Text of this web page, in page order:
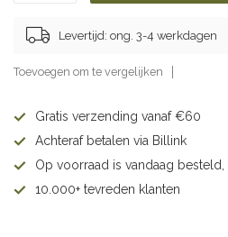
Levertijd: ong. 3-4 werkdagen
Toevoegen om te vergelijken
Gratis verzending vanaf €60
Achteraf betalen via Billink
Op voorraad is vandaag
10.000+ tevreden klanten